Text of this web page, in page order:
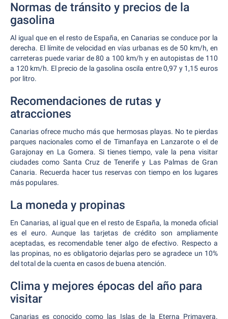
Normas de tránsito y precios de la
gasolina
Al igual que en el resto de España, en Canarias se conduce por la
derecha. El límite de velocidad en vías urbanas es de 50 km/h, en
carreteras puede variar de 80 a 100 km/h y en autopistas de 110
a 120 km/h. El precio de la gasolina oscila entre 0,97 y 1,15 euros
por litro.
Recomendaciones de rutas y
atracciones
Canarias ofrece mucho más que hermosas playas. No te pierdas
parques nacionales como el de Timanfaya en Lanzarote o el de
Garajonay en La Gomera. Si tienes tiempo, vale la pena visitar
ciudades como Santa Cruz de Tenerife y Las Palmas de Gran
Canaria. Recuerda hacer tus reservas con tiempo en los lugares
más populares.
La moneda y propinas
En Canarias, al igual que en el resto de España, la moneda oficial
es el euro. Aunque las tarjetas de crédito son ampliamente
aceptadas, es recomendable tener algo de efectivo. Respecto a
las propinas, no es obligatorio dejarlas pero se agradece un 10%
del total de la cuenta en casos de buena atención.
Clima y mejores épocas del año para
visitar
Canarias es conocido como las Islas de la Eterna Primavera.